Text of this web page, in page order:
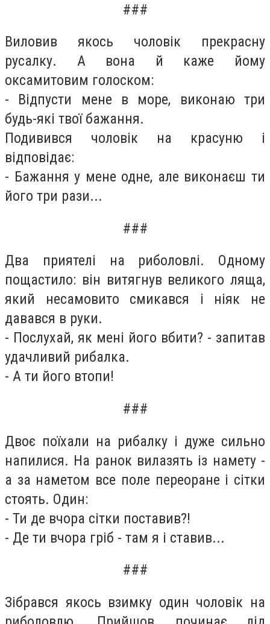
###
Виловив якось чоловік прекрасну
русалку. А вона й каже йому
оксамитовим голоском:
- Відпусти мене в море, виконаю три
будь-які твої бажання.
Подивився чоловік на красуню і
відповідає:
- Бажання у мене одне, але виконаєш ти
його три рази...
###
Два приятелі на риболовлі. Одному
пощастило: він витягнув великого ляща,
який несамовито смикався і ніяк не
давався в руки.
- Послухай, як мені його вбити? - запитав
удачливий рибалка.
- А ти його втопи!
###
Двоє поїхали на рибалку і дуже сильно
напилися. На ранок вилазять із намету -
а за наметом все поле переоране і сітки
стоять. Один:
- Ти де вчора сітки поставив?!
- Де ти вчора гріб - там я і ставив...
###
Зібрався якось взимку один чоловік на